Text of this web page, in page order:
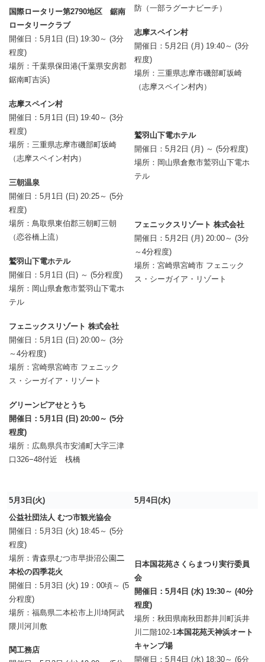
国際ロータリー第2790地区 鋸南
ロータリークラブ
開催日：5月1日 (日) 19:30～ (3分
程度)
場所：千葉県保田港(千葉県安房郡
鋸南町吉浜)
志摩スペイン村
開催日：5月1日 (日) 19:40～ (3分
程度)
場所：三重県志摩市磯部町坂崎
（志摩スペイン村内）
三朝温泉
開催日：5月1日 (日) 20:25～ (5分
程度)
場所：鳥取県東伯郡三朝町三朝
（恋谷橋上流）
鷲羽山下電ホテル
開催日：5月1日 (日) ～ (5分程度)
場所：岡山県倉敷市鷲羽山下電ホ
テル
フェニックスリゾート 株式会社
開催日：5月1日 (日) 20:00～ (3分
～4分程度)
場所：宮崎県宮崎市 フェニック
ス・シーガイア・リゾート
グリーンピアせとうち
開催日：5月1日 (日) 20:00～ (5分
程度)
場所：広島県呉市安浦町大字三津
口326−48付近 桟橋
防（一部ラグーナビーチ）
志摩スペイン村
開催日：5月2日 (月) 19:40～ (3分
程度)
場所：三重県志摩市磯部町坂崎
（志摩スペイン村内）
鷲羽山下電ホテル
開催日：5月2日 (月) ～ (5分程度)
場所：岡山県倉敷市鷲羽山下電ホ
テル
フェニックスリゾート 株式会社
開催日：5月2日 (月) 20:00～ (3分
～4分程度)
場所：宮崎県宮崎市 フェニック
ス・シーガイア・リゾート
5月3日(火)
5月4日(水)
公益社団法人 むつ市観光協会
開催日：5月3日 (火) 18:45～ (5分
程度)
場所：青森県むつ市早掛沼公園二
本松の四季花火
開催日：5月3日 (火) 19：00頃～ (5
分程度)
場所：福島県二本松市上川埼阿武
隈川河川敷
関工務店
日本国花苑さくらまつり実行委員
会
開催日：5月4日 (水) 19:30～ (40分
程度)
場所：秋田県南秋田郡井川町浜井
川二階102-1本国花苑天神浜オート
キャンプ場
開催日：5月4日 (水) 18:30～ (6分